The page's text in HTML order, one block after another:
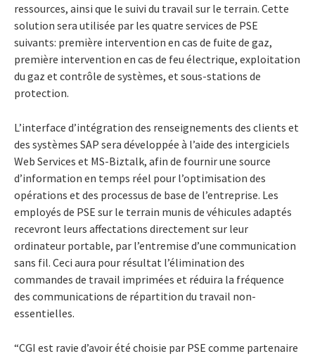
ressources, ainsi que le suivi du travail sur le terrain. Cette
solution sera utilisée par les quatre services de PSE
suivants: première intervention en cas de fuite de gaz,
première intervention en cas de feu électrique, exploitation
du gaz et contrôle de systèmes, et sous-stations de
protection.
L’interface d’intégration des renseignements des clients et
des systèmes SAP sera développée à l’aide des intergiciels
Web Services et MS-Biztalk, afin de fournir une source
d’information en temps réel pour l’optimisation des
opérations et des processus de base de l’entreprise. Les
employés de PSE sur le terrain munis de véhicules adaptés
recevront leurs affectations directement sur leur
ordinateur portable, par l’entremise d’une communication
sans fil. Ceci aura pour résultat l’élimination des
commandes de travail imprimées et réduira la fréquence
des communications de répartition du travail non-
essentielles.
“CGI est ravie d’avoir été choisie par PSE comme partenaire